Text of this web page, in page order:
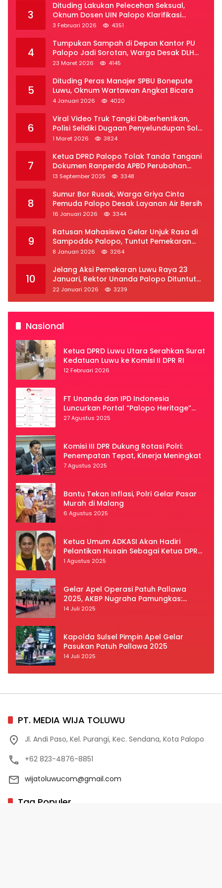
3
Dituding Lakukan Pelecehan Seksual,
Oknum Dosen UIN Palopo Klarifikasi
Kronologi
3 Februari 2026 4351
4
Tumpukan Sampah di Depan Kantor PU
Palopo Jadi Sorotan, Warga Desak DLH
Segera Bertindak
23 Maret 2026 4145
5
Dituding Peras Manajer SPBU Bonepute
Luwu, Oknum Wartawan Angkat Bicara
4 Januari 2026 4020
6
Viral Video Truk Tangki Diberhentikan,
Polisi Selidiki Dugaan Penyelundupan Solar
Subsidi di Palopo
1 Maret 2026 3824
7
Ketua DPRD Palopo Tolak Tanda Tangani
Dokumen Ranperda APBD Perubahan
2025
13 September 2025 3348
8
Sumur Bor Rusak, Warga Griya Cinta
Pemuda Palopo Desak Layanan Air Bersih
16 Januari 2026 3344
9
Ratusan Mahasiswa Gelar Unjuk Rasa di
Sampoddo Palopo, Tuntut Pemekaran
Provinsi Luwu Raya
8 Januari 2026 3264
10
Jelang Aksi Pemekaran Luwu Raya 23
Januari, Rektor Unanda Palopo Dituntut
Liburkan Mahasiswa
22 Januari 2026 3239
Nasional
Ketua DPRD Luwu Utara Serahkan Surat
Kedatuan Luwu ke Komisi II DPR RI
12 Februari 2026
FT Unanda dan IPD Indonesia
Luncurkan Portal “Palopo Heritage”
Secara Virtual
27 Agustus 2025
Komisi III DPR Dukung Rotasi Polri:
Penempatan Tepat, Kinerja Meningkat
7 Agustus 2025
Bantu Tekan Inflasi, Polri Gelar Pasar
Murah di Malang
6 Agustus 2025
Ketua Umum ADKASI Akan Hadiri
Pelantikan Husain Sebagai Ketua DPRD
Luwu Utara
1 Agustus 2025
Gelar Apel Operasi Patuh Pallawa
2025, AKBP Nugraha Pamungkas:
Kedisiplinan dan Keselamatan Jadi
14 Juli 2025
Kapolda Sulsel Pimpin Apel Gelar
Pasukan Patuh Pallawa 2025
14 Juli 2025
PT. MEDIA WIJA TOLUWU
Jl. Andi Paso, Kel. Purangi, Kec. Sendana, Kota Palopo
+62 823-4876-8851
wijatoluwucom@gmail.com
Tag Populer